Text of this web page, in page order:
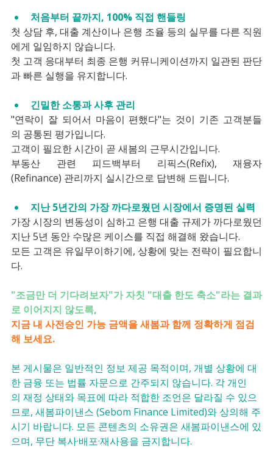
처음부터 끝까지, 100% 직접 핸들링
첫 상담 후, 대출 계산이나 은행 조율 등의 실무를 다른 직원
에게 일임하지 않습니다.
첫 고객 응대부터 최종 은행 커뮤니케이션까지 일관된 판단
과 빠른 실행을 유지합니다.
긴밀한 소통과 사후 관리
"연락이 잘 되어서 마음이 편했다"는 것이 기존 고객분들
의 공통된 평가입니다.
고객이 필요한 시간이 곧 새봄의 근무시간입니다.
부동산 관련 피드백부터 리픽스(Refix), 재융자
(Refinance) 관리까지 실시간으로 답변해 드립니다.
지난 5년간의 가장 까다로웠던 시장에서 증명된 실력
지난 5년 동안 수많은 케이스를 직접 해결해 왔습니다.
모든 고객은 유일무이하기에, 상황에 맞는 전략이 필요합니
다.
"조금만 더 기다려보자"가 자칫 "대출 한도 축소"라는 결과
로 이어지지 않도록,
지금 내 사전승인 가능 금액을 새봄과 함께 정확하게 점검
해 보세요.
본 게시물은 일반적인 정보 제공 목적이며, 개별 상황에 대
한 금융 또는 법률 자문으로 간주되지 않습니다. 각 개인
의 재정 상태와 목표에 따라 적합한 조언은 달라질 수 있으
므로, 새봄파이낸스 (Sebom Finance Limited)와 상의해 주
시기 바랍니다. 모든 콘텐츠의 소유권은 새봄파이낸스에 있
으며, 무단 복사·배포·재사용을 금지합니다.